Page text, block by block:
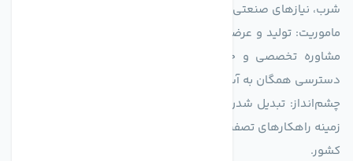
شرب، نیازهای صنعتی و کشاورزی طراحی و بهینه‌سازی شده‌اند.
ماموریت: تولید و عرضه محصولاتی با بالاترین استاندارد کیفی، ارائه
مشاوره تخصصی و خدمات پس از فروش مطمئن برای تضمین
دسترسی همگان به آب پاک و سالم.
چشم‌انداز: تبدیل شدن به انتخاب اول صنایع و مصرف‌کنندگان در
زمینه راهکارهای تصفیه آب و ایفای نقشی کلیدی در حفظ منابع آبی
کشور.